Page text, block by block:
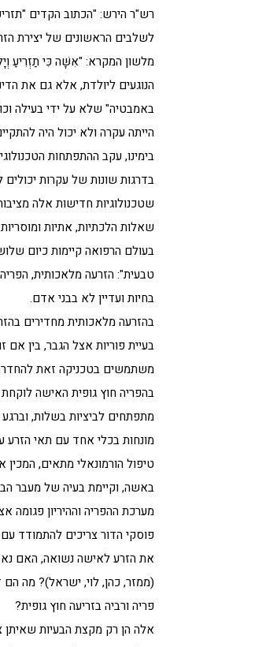
רש"ר הירש: "הכתוב הקדים
לשלבים הראשונים של יצירת
מלשון המקרא: "אִשָּׁה כִּי תַזְרִיעַ
הנוגעים ליולדת, אלא גם את
באמבטיה" שלא על ידי בעילה
הייתה עקרה ולא יכול היה
בימינו, עקב ההתפתחות
בדרגות שונות של עקרות
שטכנולוגיות חדישות אלה
שאלות הלכתיות, אתיות
בעולם הרפואה קיימות כיום
טבעית": הזרעה מלאכותית,
בחיות ועדיין לא בבני אדם.
בהזרעה מלאכותית מחדירים
בעיית פוריות אצל הגבר, בין
משתמשים בטכניקה זאת
בהפריה חוץ גופית האישה
מתפתחים לביציות בשלות,
מונחות בכלי אחד עם תאי הזרע
טיפול הורמונאלי מתאים,
באשה, וקיימת בעיה של מעבר
מערכת ההפריה וההיריון
פוסקי הדור צריכים להתמודד
את הזרע לאישה נשואה, האם
(ממזר, כהן, לוי, ישראל)? מה הם
פריה ורביה בזריעה חוץ גופית?
אלה הן רק מקצת הבעיות שאיתן